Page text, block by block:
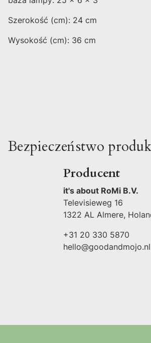
Szerokość (cm): 24 cm
Wysokość (cm): 36 cm
Bezpieczeństwo
Producent
it's about RoMi B.V.
Televisieweg 16
1322 AL Almere,
+31 20 330 5870
hello@goodandmojo.nl